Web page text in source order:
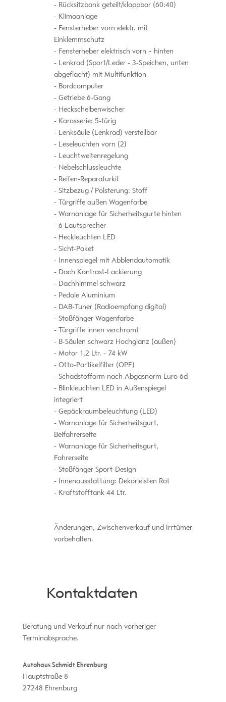
Rücksitzbank geteilt/klappbar (60:40)
Klimaanlage
Fensterheber vorn elektr. mit
Einklemmschutz
Fensterheber elektrisch vorn + hinten
Lenkrad (Sport/Leder - 3-Speichen, unten
abgeflacht) mit Multifunktion
Bordcomputer
Getriebe 6-Gang
Heckscheibenwischer
Karosserie: 5-türig
Lenksäule (Lenkrad) verstellbar
Leseleuchten vorn (2)
Leuchtweitenregelung
Nebelschlussleuchte
Reifen-Reparaturkit
Sitzbezug / Polsterung: Stoff
Türgriffe außen Wagenfarbe
Warnanlage für Sicherheitsgurte hinten
6 Lautsprecher
Heckleuchten LED
Sicht-Paket
Innenspiegel mit Abblendautomatik
Dach Kontrast-Lackierung
Dachhimmel schwarz
Pedale Aluminium
DAB-Tuner (Radioempfang digital)
Stoßfänger Wagenfarbe
Türgriffe innen verchromt
B-Säulen schwarz Hochglanz (außen)
Motor 1,2 Ltr. - 74 kW
Otto-Partikelfilter (OPF)
Schadstoffarm nach Abgasnorm Euro 6d
Blinkleuchten LED in Außenspiegel
integriert
Gepäckraumbeleuchtung (LED)
Warnanlage für Sicherheitsgurt,
Beifahrerseite
Warnanlage für Sicherheitsgurt,
Fahrerseite
Stoßfänger Sport-Design
Innenausstattung: Dekorleisten Rot
Kraftstofftank 44 Ltr.
Änderungen, Zwischenverkauf und Irrtümer
vorbehalten.
Kontaktdaten
Beratung und Verkauf nur nach vorheriger
Terminabsprache.
Autohaus Schmidt Ehrenburg
Hauptstraße 8
27248 Ehrenburg